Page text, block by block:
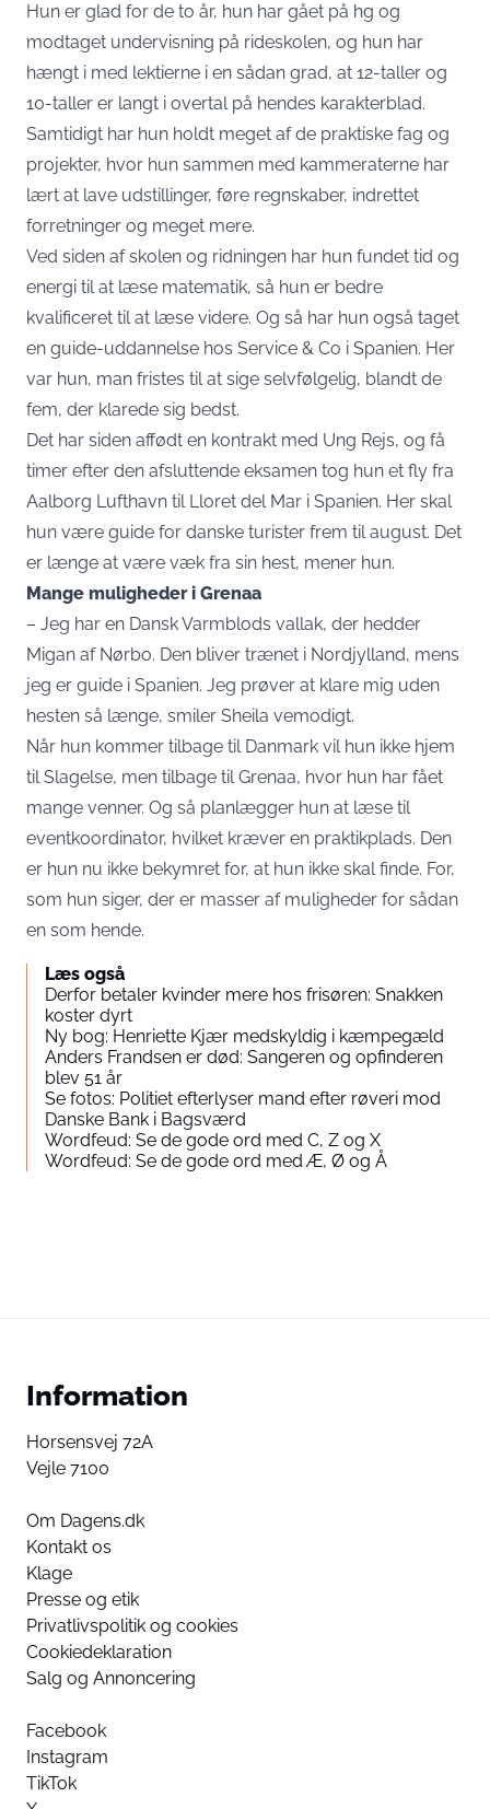
Hun er glad for de to år, hun har gået på hg og
modtaget undervisning på rideskolen, og hun har
hængt i med lektierne i en sådan grad, at 12-taller og
10-taller er langt i overtal på hendes karakterblad.
Samtidigt har hun holdt meget af de praktiske fag og
projekter, hvor hun sammen med kammeraterne har
lært at lave udstillinger, føre regnskaber, indrettet
forretninger og meget mere.
Ved siden af skolen og ridningen har hun fundet tid og
energi til at læse matematik, så hun er bedre
kvalificeret til at læse videre. Og så har hun også taget
en guide-uddannelse hos Service & Co i Spanien. Her
var hun, man fristes til at sige selvfølgelig, blandt de
fem, der klarede sig bedst.
Det har siden affødt en kontrakt med Ung Rejs, og få
timer efter den afsluttende eksamen tog hun et fly fra
Aalborg Lufthavn til Lloret del Mar i Spanien. Her skal
hun være guide for danske turister frem til august. Det
er længe at være væk fra sin hest, mener hun.
Mange muligheder i Grenaa
– Jeg har en Dansk Varmblods vallak, der hedder
Migan af Nørbo. Den bliver trænet i Nordjylland, mens
jeg er guide i Spanien. Jeg prøver at klare mig uden
hesten så længe, smiler Sheila vemodigt.
Når hun kommer tilbage til Danmark vil hun ikke hjem
til Slagelse, men tilbage til Grenaa, hvor hun har fået
mange venner. Og så planlægger hun at læse til
eventkoordinator, hvilket kræver en praktikplads. Den
er hun nu ikke bekymret for, at hun ikke skal finde. For,
som hun siger, der er masser af muligheder for sådan
en som hende.
Læs også
Derfor betaler kvinder mere hos frisøren: Snakken
koster dyrt
Ny bog: Henriette Kjær medskyldig i kæmpegæld
Anders Frandsen er død: Sangeren og opfinderen
blev 51 år
Se fotos: Politiet efterlyser mand efter røveri mod
Danske Bank i Bagsværd
Wordfeud: Se de gode ord med C, Z og X
Wordfeud: Se de gode ord med Æ, Ø og Å
Information
Horsensvej 72A
Vejle 7100
Om Dagens.dk
Kontakt os
Klage
Presse og etik
Privatlivspolitik og cookies
Cookiedeklaration
Salg og Annoncering
Facebook
Instagram
TikTok